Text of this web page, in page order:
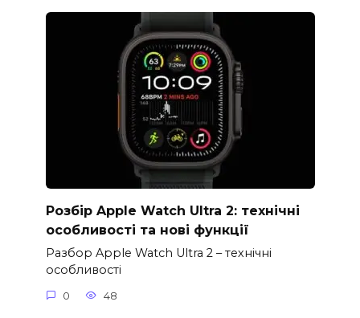
Розбір Apple Watch Ultra 2: технічні
особливості та нові функції
Разбор Apple Watch Ultra 2 – технічні
особливості
0 48